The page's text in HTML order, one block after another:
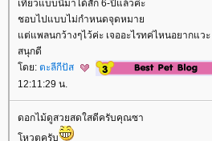
เที่ยวแบบนี้มาได้สัก 6-ปีแล้วค่ะ
ชอบไปแบบไม่กำหนดจุดหมา
ต่แพลนกว้างๆไว้ค่ะ เจออะไรทค่ไหนอยากแว
สนุกดี
ดย: ตะลีกีปัส
12:11:29 น.
ดอกไม้ดูสวยสดใสดีครับคุณซา
หวตครับ